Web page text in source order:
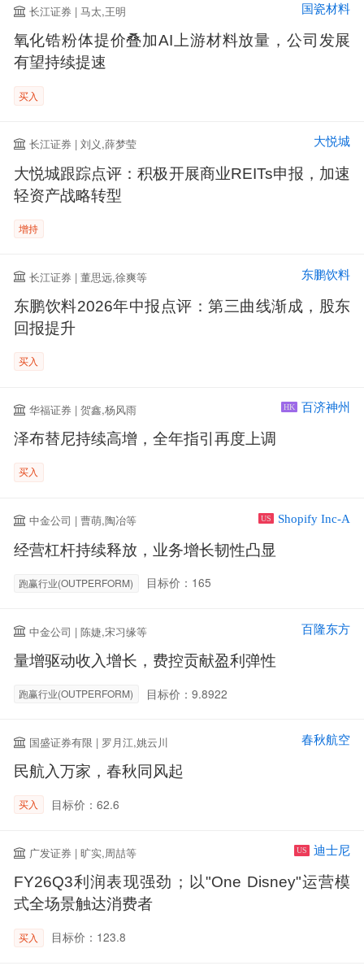
长江证券 | 马太,王明 国瓷材料
氧化锆粉体提价叠加AI上游材料放量，公司发展
有望持续提速
买入
长江证券 | 刘义,薛梦莹 大悦城
大悦城跟踪点评：积极开展商业REITs申报，加速
轻资产战略转型
增持
长江证券 | 董思远,徐爽等 东鹏饮料
东鹏饮料2026年中报点评：第三曲线渐成，股东
回报提升
买入
华福证券 | 贺鑫,杨风雨 HK 百济神州
泽布替尼持续高增，全年指引再度上调
买入
中金公司 | 曹萌,陶冶等 US Shopify Inc-A
经营杠杆持续释放，业务增长韧性凸显
跑赢行业(OUTPERFORM) 目标价：165
中金公司 | 陈婕,宋习缘等 百隆东方
量增驱动收入增长，费控贡献盈利弹性
跑赢行业(OUTPERFORM) 目标价：9.8922
国盛证券有限 | 罗月江,姚云川 春秋航空
民航入万家，春秋同风起
买入 目标价：62.6
广发证券 | 旷实,周喆等 US 迪士尼
FY26Q3利润表现强劲；以"One Disney"运营模
式全场景触达消费者
买入 目标价：123.8